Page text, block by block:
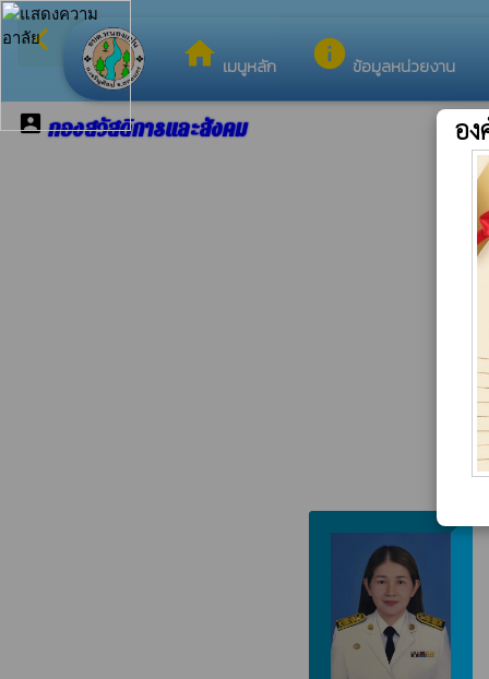
home เมนูหลัก info ข้อมูลหน่วยงาน
arrow_back_ios กลับเมนูหลัก
account_boxกองสวัสดิการและสังคม อ